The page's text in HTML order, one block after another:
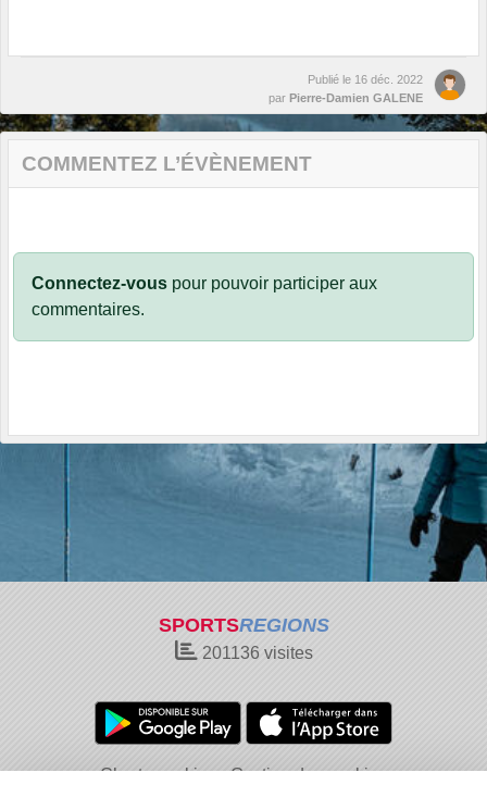
Publié le 16 déc. 2022
par Pierre-Damien GALENE
COMMENTEZ L’ÉVÈNEMENT
Connectez-vous pour pouvoir participer aux
commentaires.
SPORTSREGIONS
201136 visites
Charte cookies Gestion des cookies